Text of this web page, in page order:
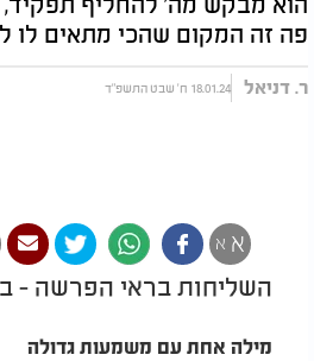
פה זה המקום שהכי מתאים לו
ר. דניאל 18.01.24 ח' שבט התשפ"ד
א א
השליחות בראי הפרשה -
מילה אחת עם משמעות גדולה